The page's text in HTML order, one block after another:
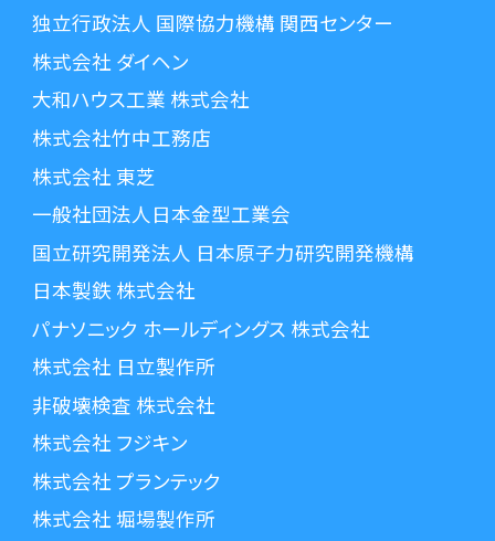
独立行政法人 国際協力機構 関西センター
株式会社 ダイヘン
大和ハウス工業 株式会社
株式会社竹中工務店
株式会社 東芝
一般社団法人日本金型工業会
国立研究開発法人 日本原子力研究開発機構
日本製鉄 株式会社
パナソニック ホールディングス 株式会社
株式会社 日立製作所
非破壊検査 株式会社
株式会社 フジキン
株式会社 プランテック
株式会社 堀場製作所